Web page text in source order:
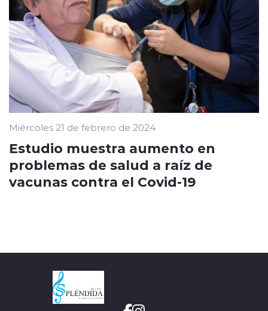
Miércoles 21 de febrero de 2024
Estudio muestra aumento en
problemas de salud a raíz de
vacunas contra el Covid-19